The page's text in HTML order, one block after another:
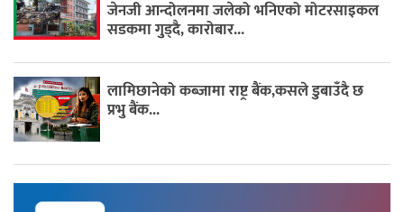
जेनजी आन्दोलनमा जलेको भनिएको मोटरसाइकल
सडकमा गुड्दै, कारोबार...
लामिछानेको कब्जामा राष्ट्र बैंक,कसले डुबाउँदै छ
प्रभु बैंक...